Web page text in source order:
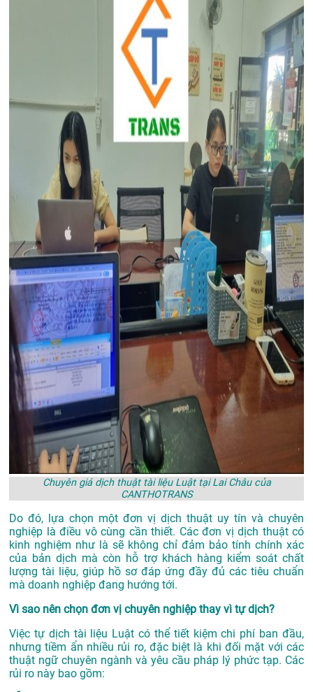
Chuyên giá dịch thuật tài liệu Luật tại Lai Châu của
CANTHOTRANS
Do đó, lựa chọn một đơn vị dịch thuật uy tín và chuyên
nghiệp là điều vô cùng cần thiết. Các đơn vị dịch thuật có
kinh nghiệm như là sẽ không chỉ đảm bảo tính chính xác
của bản dịch mà còn hỗ trợ khách hàng kiểm soát chất
lượng tài liệu, giúp hồ sơ đáp ứng đầy đủ các tiêu chuẩn
mà doanh nghiệp đang hướng tới.
Vì sao nên chọn đơn vị chuyên nghiệp thay vì tự dịch?
Việc tự dịch tài liệu Luật có thể tiết kiệm chi phí ban đầu,
nhưng tiềm ẩn nhiều rủi ro, đặc biệt là khi đối mặt với các
thuật ngữ chuyên ngành và yêu cầu pháp lý phức tạp. Các
rủi ro này bao gồm: